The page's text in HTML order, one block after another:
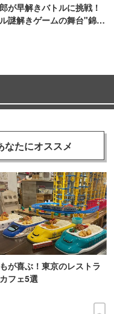
が早解きバトルに挑戦！
謎解きゲームの舞台"錦糸
なたにオススメ
が喜ぶ！東京のレストラ
フェ5選